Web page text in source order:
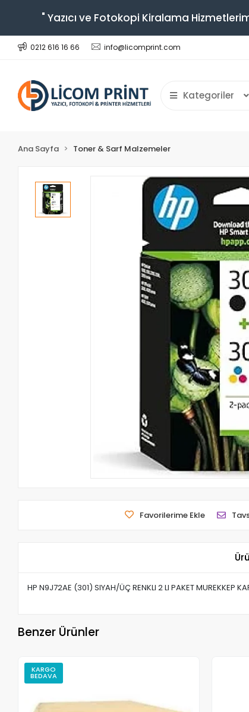
" Yazıcı ve Fotokopi Kiralama
0212 616 16 66 info@licomprint.com
Kategoriler
Ana Sayfa Toner & Sarf Malzemeler
Favorilerime Ekle
HP N9J72AE (301) SIYAH/ÜÇ RENKLI 2 LI PAKET MUREKKEP
Benzer Ürünler
KARGO
BEDAVA